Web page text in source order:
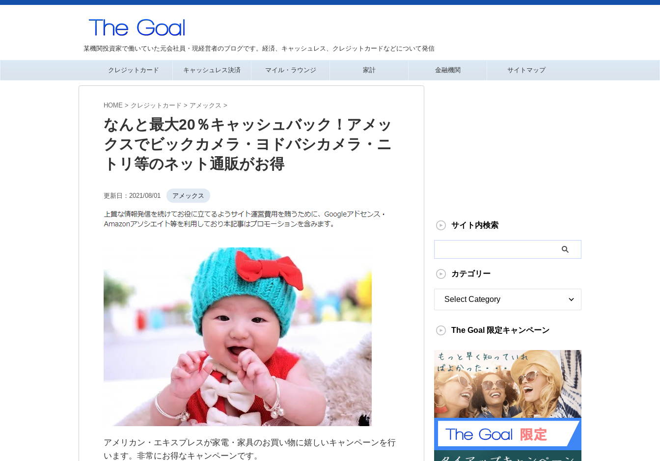
某機関投資家で働いていた元会社員・現経営者のブログです。経済、キャッシュレス、クレジットカードなどについて発信
クレジットカード キャッシュレス決済 マイル・ラウンジ 家計 金融機関 サイトマップ
HOME > クレジットカード > アメックス >
なんと最大20％キャッシュバック！アメッ
クスでビックカメラ・ヨドバシカメラ・ニ
トリ等のネット通販がお得
更新日： 2021/08/01 アメックス
アメリカン・エキスプレスが家電・家具のお買い物に嬉しいキャンペーンを行
います。非常にお得なキャンペーンです。
サイト内検索
カテゴリー
The Goal 限定キャンペーン